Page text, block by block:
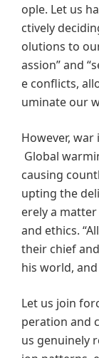
ople. Let us
ctively
olutions to
assion” and
e conflicts,
uminate our
However,
Global
causing
upting the
erely a
and ethics.
their chief
his world,
Let us join
peration and
us genuinely